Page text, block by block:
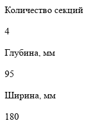
Количество секций
4
Глубина, мм
95
Ширина, мм
180